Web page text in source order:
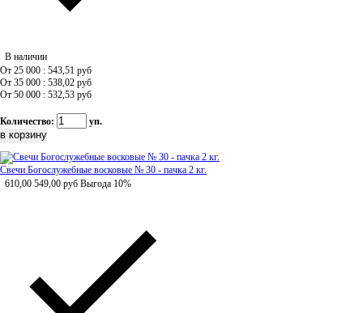
В наличии
От 25 000 : 543,51 руб
От 35 000 : 538,02 руб
От 50 000 : 532,53 руб
Количество: уп.
Свечи Богослужебные восковые № 30 - пачка 2 кг.
610,00 549,00 руб Выгода 10%